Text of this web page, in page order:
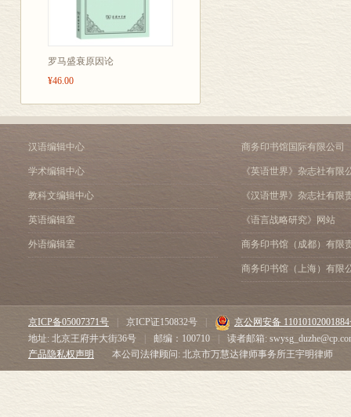
罗马盛衰原因论
¥46.00
汉语编辑中心
学术编辑中心
教科文编辑中心
英语编辑室
外语编辑室
商务印书馆国际有限公司
《英语世界》杂志社有限
《汉语世界》杂志社有限
《语言战略研究》网站
商务印书馆（成都）有限
商务印书馆（上海）有限
京ICP备05007371号 京ICP证150832号
京公网安备
地址: 北京王府井大街36号
邮编：100710
读者邮箱:
产品隐私权声明
本公司法律顾问: 北京市万慧达律师事务所王宇明律师